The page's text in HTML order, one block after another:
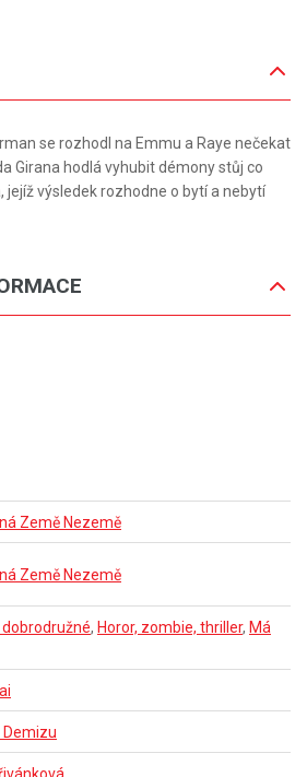
se rozhodl na Emmu a Raye nečekat
Girana hodlá vyhubit démony stůj co
jejíž výsledek rozhodne o bytí a nebytí
Země Nezemě
Země Nezemě
, Horor, zombie, thriller, Má
Demizu